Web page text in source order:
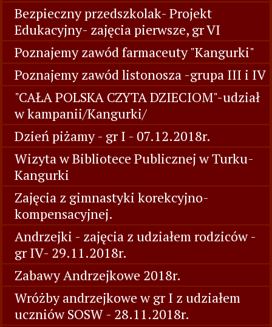
Bezpieczny przedszkolak- Projekt
Edukacyjny- zajęcia pierwsze, gr VI
Poznajemy zawód farmaceuty "Kangurki"
Poznajemy zawód listonosza -grupa III i IV
"CAŁA POLSKA CZYTA DZIECIOM"-udział
w kampanii/Kangurki/
Dzień piżamy - gr I - 07.12.2018r.
Wizyta w Bibliotece Publicznej w Turku-
Kangurki
Zajęcia z gimnastyki korekcyjno-
kompensacyjnej.
Andrzejki - zajęcia z udziałem rodziców -
gr IV- 29.11.2018r.
Zabawy Andrzejkowe 2018r.
Wróżby andrzejkowe w gr I z udziałem
uczniów SOSW - 28.11.2018r.